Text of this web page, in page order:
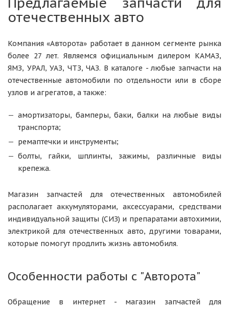
отечественных авто
Компания «Авторота» работает в данном сегменте рынка
более 27 лет. Являемся официальным дилером КАМАЗ,
ЯМЗ, УРАЛ, УАЗ, ЧТЗ, ЧАЗ. В каталоге - любые запчасти на
отечественные автомобили по отдельности или в сборе
узлов и агрегатов, а также:
амортизаторы, бамперы, баки, балки на любые виды
транспорта;
ремаптечки и инструменты;
болты, гайки, шплинты, зажимы, различные виды
крепежа.
Магазин запчастей для отечественных автомобилей
располагает аккумуляторами, аксессуарами, средствами
индивидуальной защиты (СИЗ) и препаратами автохимии,
электрикой для отечественных авто, другими товарами,
которые помогут продлить жизнь автомобиля.
Особенности работы с "Авторота"
Обращение в интернет - магазин запчастей для